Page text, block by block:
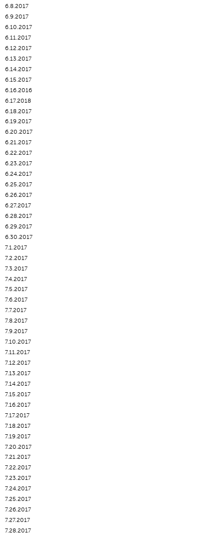
6.8.2017
6.9.2017
6.10.2017
6.11.2017
6.12.2017
6.13.2017
6.14.2017
6.15.2017
6.16.2016
6.17.2018
6.18.2017
6.19.2017
6.20.2017
6.21.2017
6.22.2017
6.23.2017
6.24.2017
6.25.2017
6.26.2017
6.27.2017
6.28.2017
6.29.2017
6.30.2017
7.1.2017
7.2.2017
7.3.2017
7.4.2017
7.5.2017
7.6.2017
7.7.2017
7.8.2017
7.9.2017
7.10.2017
7.11.2017
7.12.2017
7.13.2017
7.14.2017
7.15.2017
7.16.2017
7.17.2017
7.18.2017
7.19.2017
7.20.2017
7.21.2017
7.22.2017
7.23.2017
7.24.2017
7.25.2017
7.26.2017
7.27.2017
7.28.2017